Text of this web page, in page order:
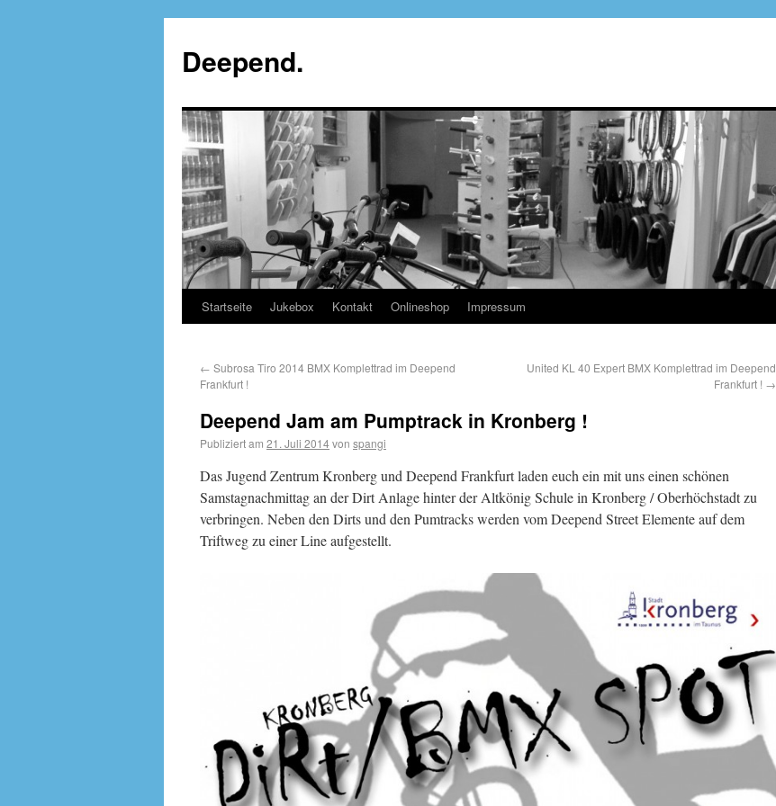
Deepend.
Startseite Jukebox Kontakt Onlineshop Impressum
← Subrosa Tiro 2014 BMX Komplettrad im Deepend
Frankfurt !
United KL 40 Expert BMX Komplettrad im Deepend
Frankfurt ! →
Deepend Jam am Pumptrack in Kronberg !
Publiziert am 21. Juli 2014von spangi
Das Jugend Zentrum Kronberg und Deepend Frankfurt laden euch ein mit uns einen schönen
Samstagnachmittag an der Dirt Anlage hinter der Altkönig Schule in Kronberg / Oberhöchstadt zu
verbringen. Neben den Dirts und den Pumtracks werden vom Deepend Street Elemente auf dem
Triftweg zu einer Line aufgestellt.